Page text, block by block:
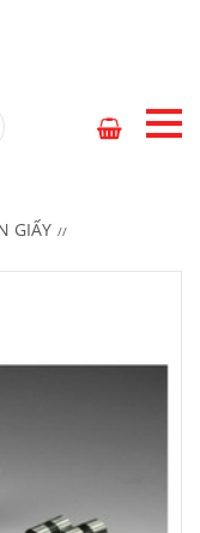
GIẤY